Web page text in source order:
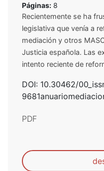
Páginas: 8
Recientemente se ha
legislativa que venía a
mediación y otros
Justicia española. Las
intento reciente de
DOI: 10.30462/
PDF